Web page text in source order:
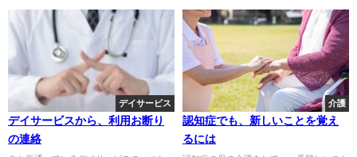
デイサービス
デイサービスから、利用お断り
の連絡
介護
認知症でも、新しいことを覚え
るには